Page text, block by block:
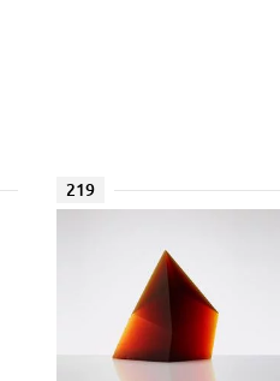
219